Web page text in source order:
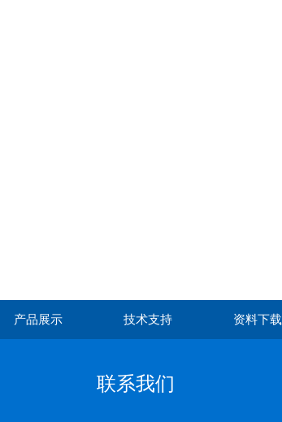
产品展示 技术支持 资料下载
联系我们